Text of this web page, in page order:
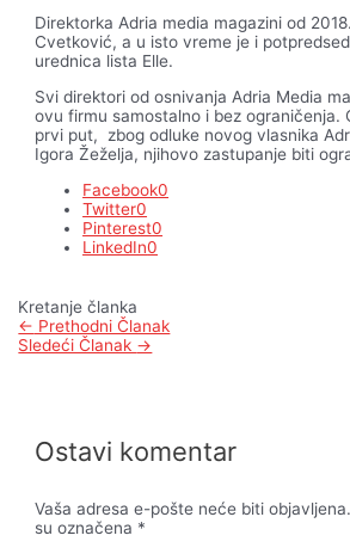
Direktorka Adria media magazini od
Cvetković, a u isto vreme je i
urednica lista Elle.
Svi direktori od osnivanja Adria Media
ovu firmu samostalno i bez ograničenja.
prvi put, zbog odluke novog vlasnika
Igora Žeželja, njihovo zastupanje biti
Facebook0
Twitter0
Pinterest0
LinkedIn0
Kretanje članka
← Prethodni Članak
Sledeći Članak →
Ostavi komentar
Vaša adresa e-pošte neće biti objavljena.
su označena *